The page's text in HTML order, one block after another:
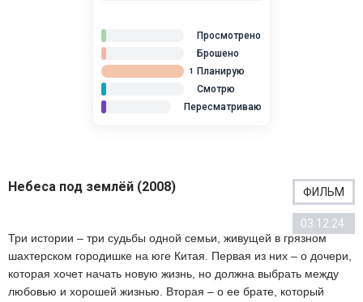
Просмотрено
Брошено
Планирую
1
Смотрю
Пересматриваю
Небеса под землёй (2008) ФИЛЬМ
03.12.24
Три истории – три судьбы одной семьи, живущей в грязном
шахтерском городишке на юге Китая. Первая из них – о дочери,
которая хочет начать новую жизнь, но должна выбрать между
любовью и хорошей жизнью. Вторая – о ее брате, который